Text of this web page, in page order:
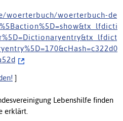
/ w o e r t e r b u c h / w o e r t e r b u c h - d e
5 B a c t i o n % 5 D = s h o w & t x _ l f d i c t i
5 D = D i c t i o n a r y e n t r y & t x _ l f d i c t
e n t r y % 5 D = 1 7 0 & c H a s h = c 3 2 2 d 0
5 2 d
]
Lebenshilfe finden
erklärt.